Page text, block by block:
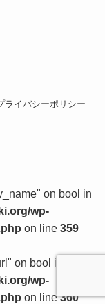
ライバシーポリシー
on bool in
wp-
on line 359
on bool in
wp-
on line360